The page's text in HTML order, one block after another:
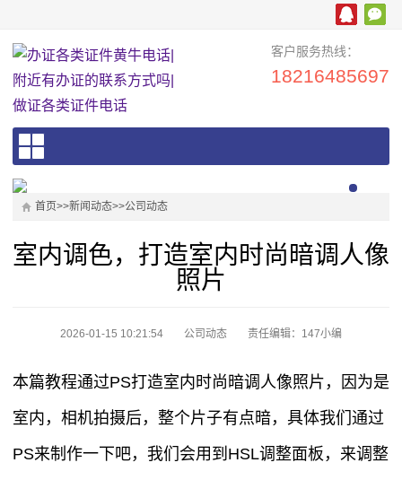
客户服务热线：
18216485697
首页>>新闻动态>>公司动态
室内调色，打造室内时尚暗调人像
照片
2026-01-15 10:21:54 公司动态 责任编辑：147小编
本篇教程通过PS打造室内时尚暗调人像照片，因为是
室内，相机拍摄后，整个片子有点暗，具体我们通过
PS来制作一下吧，我们会用到HSL调整面板，来调整